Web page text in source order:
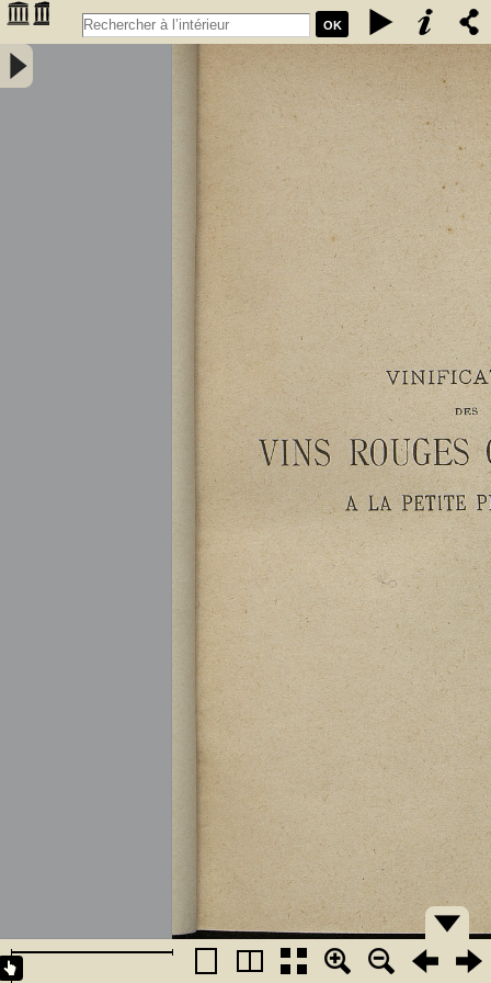
OK
Vinification des vins rouges ordinaires à la petite propriété : extrait
des conférences faites à l'Association des anciens élèves de l'école
communale de Portet (Haute-Garonne) / par A. Lacassagne,... -